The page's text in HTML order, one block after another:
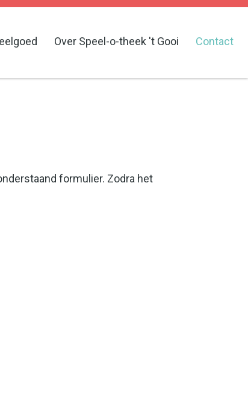
Over Speel-o-theek 't Gooi Contact
formulier. Zodra het